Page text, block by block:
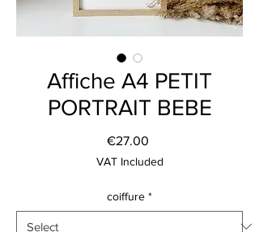
Affiche A4 PETIT
PORTRAIT BEBE
€27.00Price
VAT Included
coiffure *